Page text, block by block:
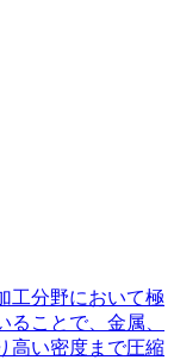
工分野において極
ことで、金属、
高い密度まで圧縮